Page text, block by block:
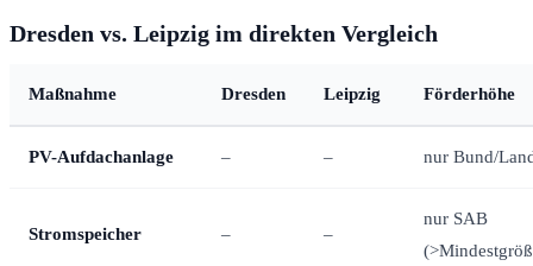
Dresden vs. Leipzig im direkten Vergleich
Maßnahme Dresden Leipzig Förderhöhe
PV-Aufdachanlage – – nur Bund/
Stromspeicher – –
nur SAB